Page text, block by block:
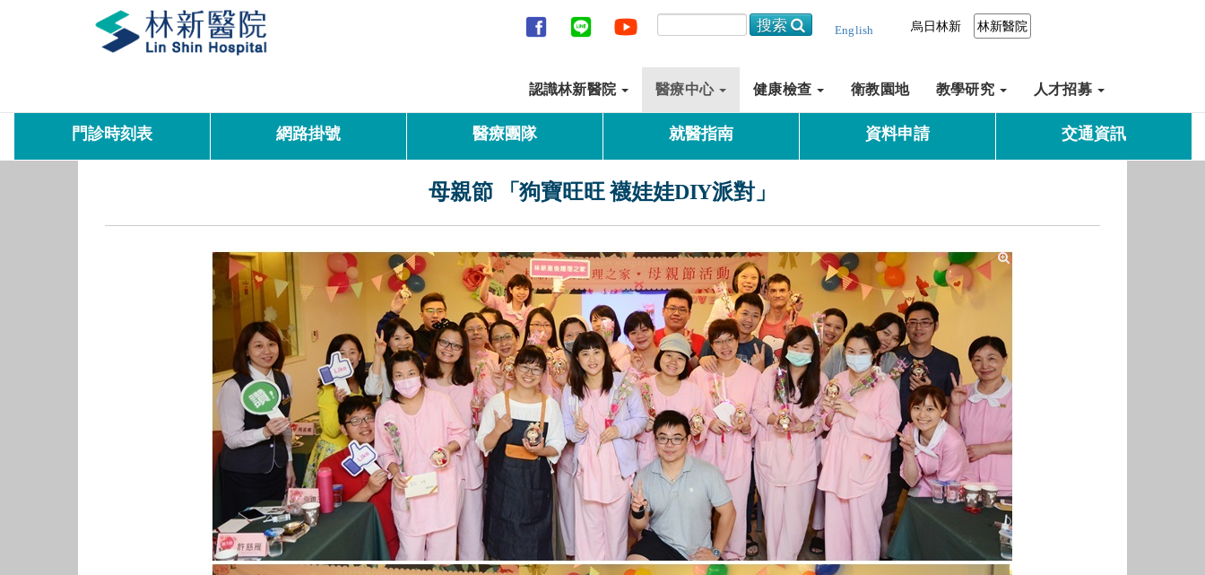
林新醫院
烏日林新
English
認識林新醫院 醫療中心 健康檢查 衛教園地 教學研究 人才招募
門診時刻表 網路掛號 醫療團隊 就醫指南 資料申請 交通資訊
母親節 「狗寶旺旺 襪娃娃DIY派對」
